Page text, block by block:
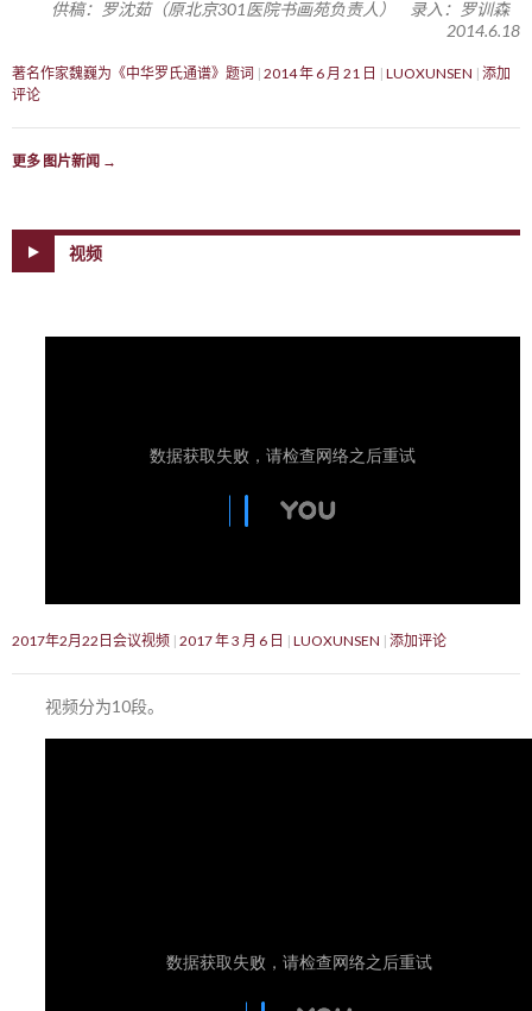
供稿：罗沈茹（原北京301医院书画苑负责人） 录入：罗训森
2014.6.18
著名作家魏巍为《中华罗氏通谱》题词 2014 年 6 月 21 日 LUOXUNSEN 添加
评论
更多 图片新闻 →
视频
2017年2月22日会议视频 2017 年 3 月 6 日 LUOXUNSEN 添加评论
视频分为10段。